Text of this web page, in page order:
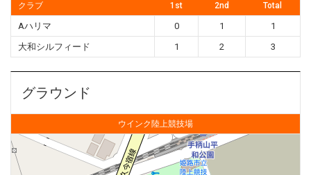
クラブ 1st 2nd Total
Aハリマ 0 1
1
大和シルフィード
1 2 3
グラウンド
ウインク陸上競技場